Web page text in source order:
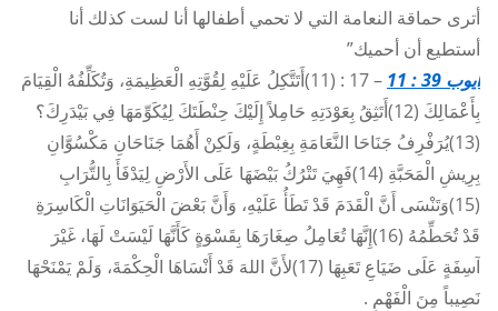
أترى حماقة النعامة التي لا تحمي أطفالها أنا لست كذلك أنا
أستطيع أن أحميك”
أيوب 39 : 11
– 17 : (11)أَتَتَّكِلُ عَلَيْهِ لِقُوَّتِهِ الْعَظِيمَةِ، وَتُكَلِّفُهُ الْقِيَامَ
بِأَعْمَالِكَ (12)أَتَثِقُ بِعَوْدَتِهِ حَامِلاً إِلَيْكَ حِنْطَتَكَ لِيُكَوِّمَهَا فِي بَيْدَرِكَ؟
(13)يُرَفْرِفُ جَنَاحَا النَّعَامَةِ بِغِبْطَةٍ، وَلَكِنْ أَهُمَا جَنَاحَانِ مَكْسُوَّانِ
بِرِيشِ الْمَحَبَّةِ (14)فَهِيَ تَتْرُكُ بَيْضَهَا عَلَى الأَرْضِ لِيَدْفَأَ بِالتُّرَابِ
(15)وَتَنْسَى أَنَّ الْقَدَمَ قَدْ تَطَأُ عَلَيْهِ، وَأَنَّ بَعْضَ الْحَيَوَانَاتِ الْكَاسِرَةِ
قَدْ تُحَطِّمُهُ (16)إِنَّهَا تُعَامِلُ صِغَارَهَا بِقَسْوَةٍ كَأَنَّهَا لَيْسَتْ لَهَا، غَيْرَ
آسِفَةٍ عَلَى ضَيَاعِ تَعَبِهَا (17)لأَنَّ اللهَ قَدْ أَنْسَاهَا الْحِكْمَةَ، وَلَمْ يَمْنَحْهَا
نَصِيباً مِنَ الْفَهْمِ .